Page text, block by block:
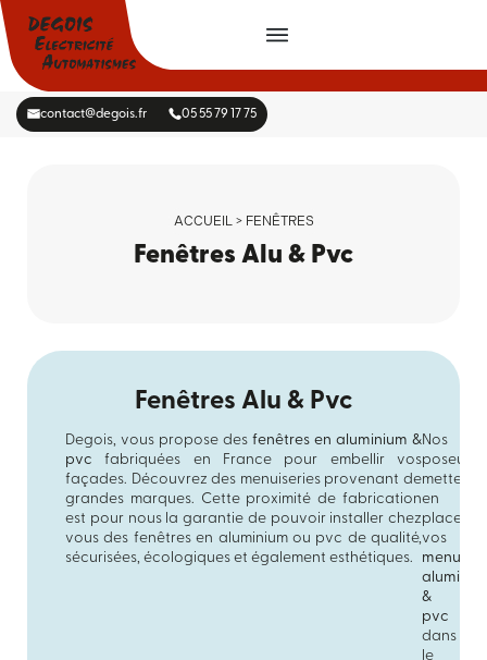
contact@degois.fr 05 55 79 17 75
ACCUEIL > FENÊTRES
Fenêtres Alu & Pvc
Fenêtres Alu & Pvc
Degois, vous propose des fenêtres en aluminium &
pvcfabriquées en France pour embellir vos
façades. Découvrez des menuiseries provenant de
grandes marques. Cette proximité de fabrication
est pour nous la garantie de pouvoir installer chez
vous des fenêtres en aluminium ou pvc de qualité,
sécurisées, écologiques et également esthétiques.
Nos
poseurs
mettent
en
place
vos
&
pvc
dans
le